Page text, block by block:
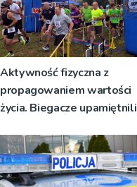
Aktywność fizyczna z
propagowaniem wartości
życia. Biegacze upamiętnili